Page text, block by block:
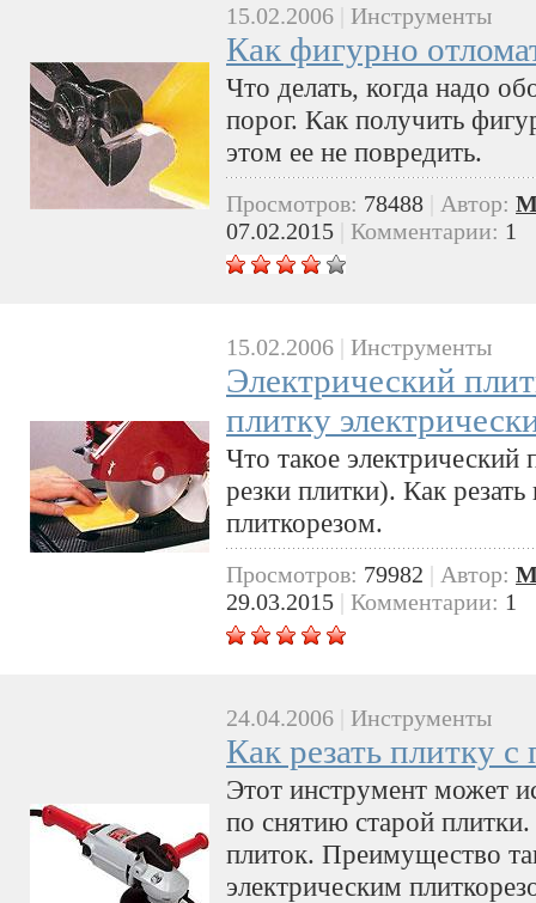
15.02.2006 Инструменты
Как фигурно
Что делать, когда надо
порог. Как получить
этом ее не повредить.
Просмотров: 78488 Автор:
07.02.2015
Комментарии: 1
15.02.2006 | Инструменты
Электрический
плитку
Что такое электрический
резки плитки). Как
плиткорезом.
Просмотров: 79982 | Автор:
29.03.2015 | Комментарии: 1
24.04.2006 Инструменты
Как резать плитку
Этот инструмент может
по снятию старой
плиток. Преимущество
электрическим